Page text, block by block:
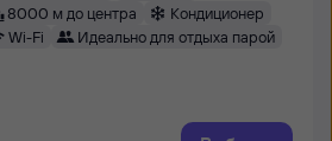
8000 м до центра
Кондиционер
Wi-Fi Идеально для отдыха парой